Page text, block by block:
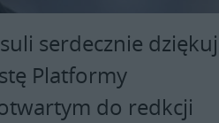
serdecznie
Platformy
do redkcji